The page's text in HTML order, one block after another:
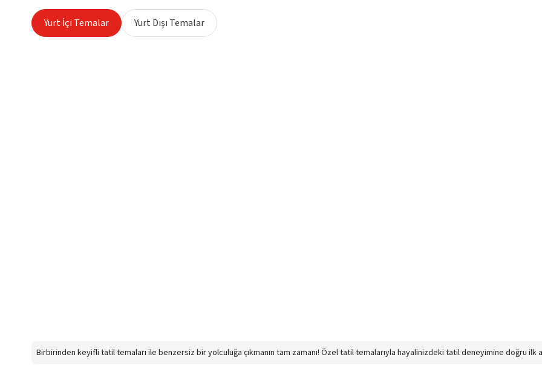
Yurt İçi Temalar Yurt Dışı Temalar
Birbirinden keyifli tatil temaları ile benzersiz bir yolculuğa çıkmanın tam zamanı! Özel tatil temalarıyla hayalinizdeki tatil deneyimine doğru ilk